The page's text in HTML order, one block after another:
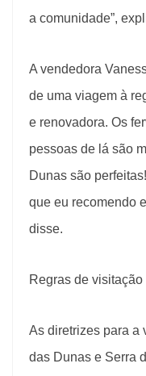
a comunidade”,
A vendedora
de uma viagem à
e renovadora. Os
pessoas de lá são
Dunas são
que eu recomendo
disse.
Regras de visitação
As diretrizes para a
das Dunas e Serra